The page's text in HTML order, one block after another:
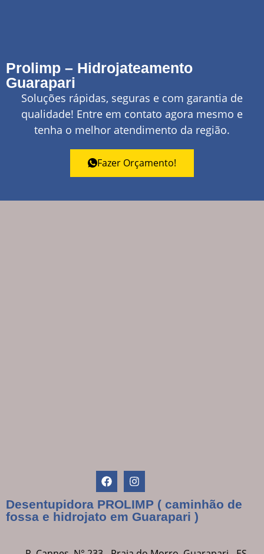
Prolimp – Hidrojateamento
Guarapari
Soluções rápidas, seguras e com garantia de
qualidade! Entre em contato agora mesmo e
tenha o melhor atendimento da região.
Fazer Orçamento!
Desentupidora PROLIMP ( caminhão de
fossa e hidrojato em Guarapari )